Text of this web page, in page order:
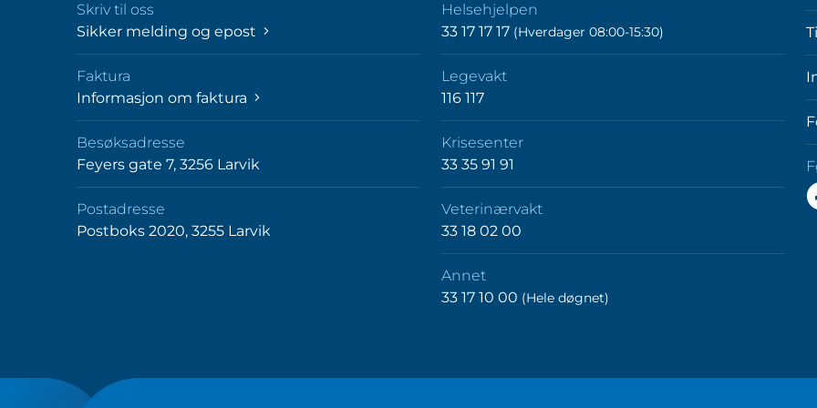
Skriv til oss
Sikker melding og epost
Faktura
Informasjon om faktura
Besøksadresse
Feyers gate 7, 3256 Larvik
Postadresse
Postboks 2020, 3255 Larvik
Helsehjelpen
33 17 17 17 (Hverdager 08:00-15:30)
Legevakt
116 117
Krisesenter
33 35 91 91
Veterinærvakt
33 18 02 00
Annet
33 17 10 00 (Hele døgnet)